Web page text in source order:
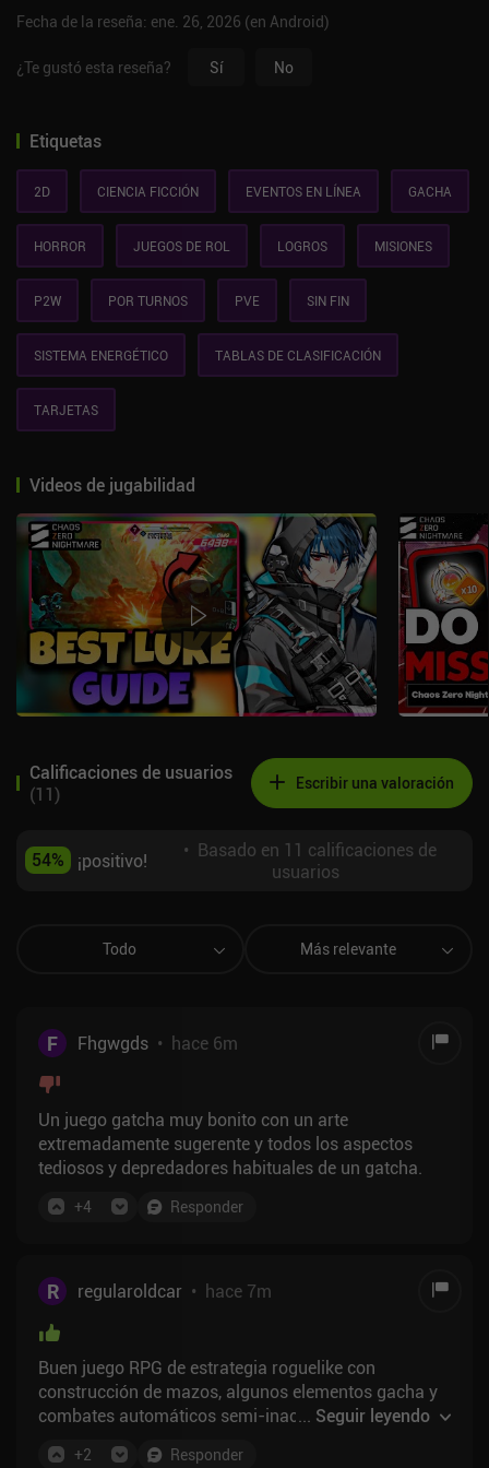
Fecha de la reseña: ene. 26, 2026 (en Android)
¿Te gustó esta reseña? Sí No
Etiquetas
2D CIENCIA FICCIÓN EVENTOS EN LÍNEA GACHA
HORROR JUEGOS DE ROL LOGROS MISIONES
P2W POR TURNOS PVE SIN FIN
SISTEMA ENERGÉTICO TABLAS DE CLASIFICACIÓN
TARJETAS
Videos de jugabilidad
Calificaciones de usuarios
(11) Escribir una valoración
54% ¡positivo! • Basado en 11 calificaciones de
usuarios
Todo Más relevante
F Fhgwgds • hace 6m
Un juego gatcha muy bonito con un arte
extremadamente sugerente y todos los aspectos
tediosos y depredadores habituales de un gatcha.
+4 Responder
R regularoldcar • hace 7m
Buen juego RPG de estrategia roguelike con
construcción de mazos, algunos elementos gacha y
combates automáticos semi-inactivos. La verdad es
... Seguir leyendo
+2 Responder